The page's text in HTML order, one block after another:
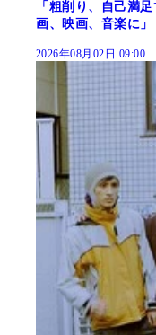
「粗削り、自己満
画、映画、音楽に」
2026年08月02日 09:00